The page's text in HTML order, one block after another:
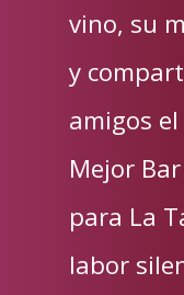
vino, su
y
amigos
Mejor
para La
labor